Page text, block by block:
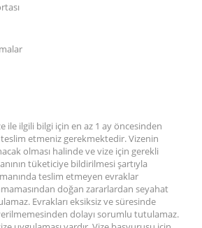
ile ilgili bilgi için en az 1 ay öncesinden
teslim etmeniz gerekmektedir. Vizenin
olması halinde ve vize için gerekli
tüketiciye bildirilmesi şartıyla
teslim etmeyen evraklar
doğan zararlardan seyahat
Evrakları eksiksiz ve süresinde
dolayı sorumlu tutulamaz.